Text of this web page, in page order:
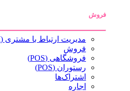
فروش
مدیریت ارتباط با مشتری (CRM)
فروش
فروشگاهی (POS)
رستوران (POS)
اشتراک‌ها
اجاره